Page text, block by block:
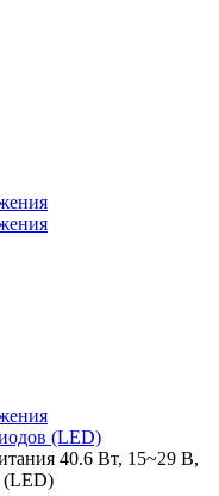
(LED)
40.6 Вт, 15~29 В,
(LED)